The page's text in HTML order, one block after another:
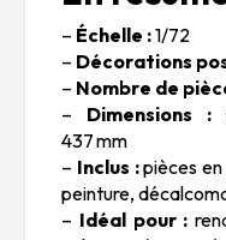
– Échelle :1/72
– Décorations
– Nombre de
– Dimensions :
437 mm
– Inclus :pièces en
peinture,
– Idéal pour :